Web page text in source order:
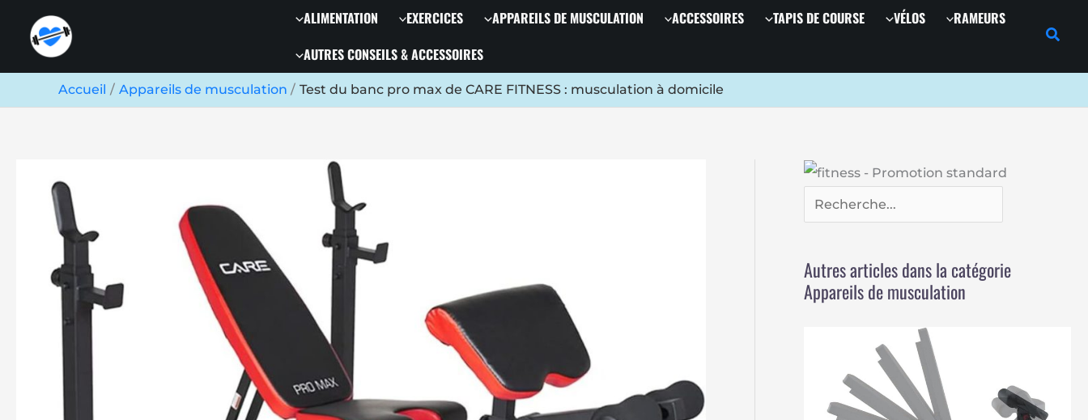
contenu
ALIMENTATION EXERCICES APPAREILS DE MUSCULATION ACCESSOIRES TAPIS DE COURSE VÉLOS
RAMEURS
AUTRES CONSEILS & ACCESSOIRES
Accueil Appareils de musculation Test du banc pro max de CARE FITNESS : musculation à domicile
R
c
e
Autres articles dans la catégorie
Appareils de musculation